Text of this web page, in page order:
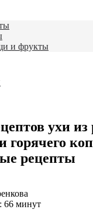
и фрукты
ухи
горячего
рецепты
66 минут